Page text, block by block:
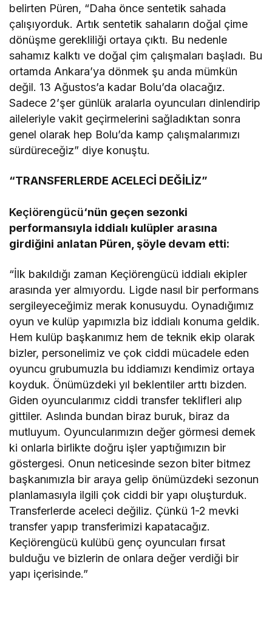
belirten Püren, “Daha önce sentetik sahada
çalışıyorduk. Artık sentetik sahaların doğal çime
dönüşme gerekliliği ortaya çıktı. Bu nedenle
sahamız kalktı ve doğal çim çalışmaları başladı. Bu
ortamda Ankara’ya dönmek şu anda mümkün
değil. 13 Ağustos’a kadar Bolu’da olacağız.
Sadece 2’şer günlük aralarla oyuncuları dinlendirip
aileleriyle vakit geçirmelerini sağladıktan sonra
genel olarak hep Bolu’da kamp çalışmalarımızı
sürdüreceğiz” diye konuştu.
“TRANSFERLERDE ACELECİ DEĞİLİZ”
Keçiörengücü‘nün geçen sezonki
performansıyla iddialı kulüpler arasına
girdiğini anlatan Püren, şöyle devam etti:
“İlk bakıldığı zaman Keçiörengücü iddialı ekipler
arasında yer almıyordu. Ligde nasıl bir performans
sergileyeceğimiz merak konusuydu. Oynadığımız
oyun ve kulüp yapımızla biz iddialı konuma geldik.
Hem kulüp başkanımız hem de teknik ekip olarak
bizler, personelimiz ve çok ciddi mücadele eden
oyuncu grubumuzla bu iddiamızı kendimiz ortaya
koyduk. Önümüzdeki yıl beklentiler arttı bizden.
Giden oyuncularımız ciddi transfer teklifleri alıp
gittiler. Aslında bundan biraz buruk, biraz da
mutluyum. Oyuncularımızın değer görmesi demek
ki onlarla birlikte doğru işler yaptığımızın bir
göstergesi. Onun neticesinde sezon biter bitmez
başkanımızla bir araya gelip önümüzdeki sezonun
planlamasıyla ilgili çok ciddi bir yapı oluşturduk.
Transferlerde aceleci değiliz. Çünkü 1-2 mevki
transfer yapıp transferimizi kapatacağız.
Keçiörengücü kulübü genç oyuncuları fırsat
bulduğu ve bizlerin de onlara değer verdiği bir
yapı içerisinde.”